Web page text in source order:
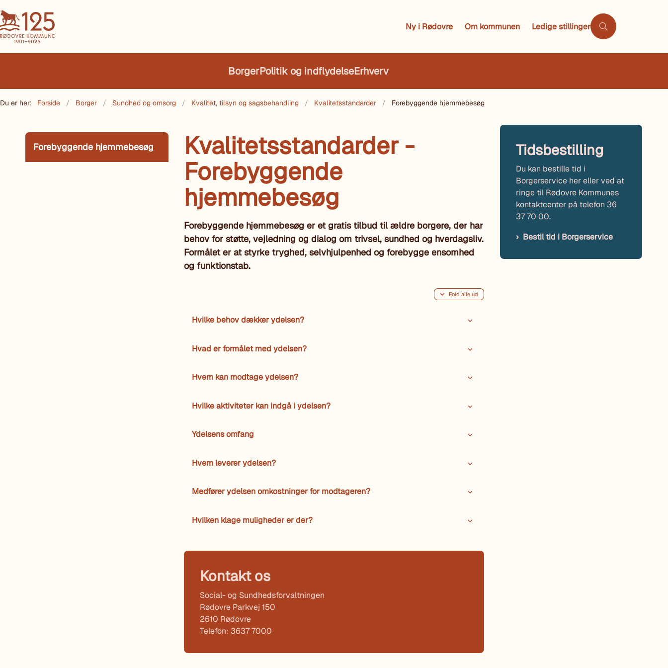
Ny i Rødovre Om kommunen Ledige stillinger
BorgerPolitik og indflydelseErhverv
Du er her: Forside Borger Sundhed og omsorg Kvalitet, tilsyn og sagsbehandling Kvalitetsstandarder Forebyggende hjemmebesøg
Forebyggende hjemmebesøg
Kvalitetsstandarder -
Forebyggende
hjemmebesøg
Forebyggende hjemmebesøg er et gratis tilbud til ældre borgere, der har
behov for støtte, vejledning og dialog om trivsel, sundhed og hverdagsliv.
Formålet er at styrke tryghed, selvhjulpenhed og forebygge ensomhed
og funktionstab.
Fold alle ud
Hvilke behov dækker ydelsen?
Hvad er formålet med ydelsen?
Hvem kan modtage ydelsen?
Hvilke aktiviteter kan indgå i ydelsen?
Ydelsens omfang
Hvem leverer ydelsen?
Medfører ydelsen omkostninger for modtageren?
Hvilken klage muligheder er der?
Kontakt os
Social- og Sundhedsforvaltningen
Rødovre Parkvej 150
2610 Rødovre
Telefon: 3637 7000
Tidsbestilling
Du kan bestille tid i
Borgerservice her eller ved at
ringe til Rødovre Kommunes
kontaktcenter på telefon 36
37 70 00.
Bestil tid i Borgerservice